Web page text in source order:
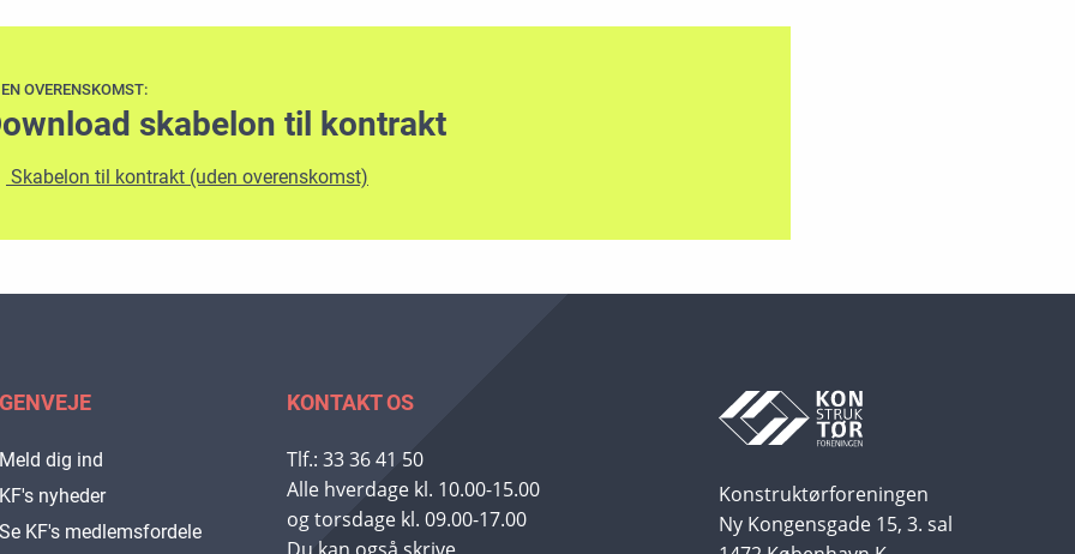
OVERENSKOMST:
skabelon til kontrakt
Skabelon til kontrakt (uden overenskomst)
GENVEJE
Meld dig ind
KF's nyheder
Se KF's medlemsfordele
KONTAKT OS
Tlf.: 33 36 41 50
Alle hverdage kl. 10.00-15.00
og torsdage kl. 09.00-17.00
Konstruktørforeningen
Ny Kongensgade 15, 3. sal